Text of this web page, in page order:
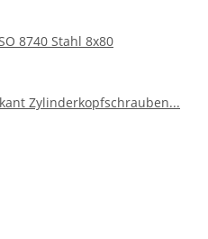
8740 Stahl 8x80